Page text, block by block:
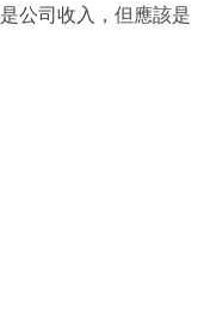
公司收入，但應該是